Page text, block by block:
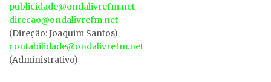
publicidade@ondalivrefm.net
direcao@ondalivrefm.net
(Direção: Joaquim Santos)
contabilidade@ondalivrefm.net
(Administrativo)